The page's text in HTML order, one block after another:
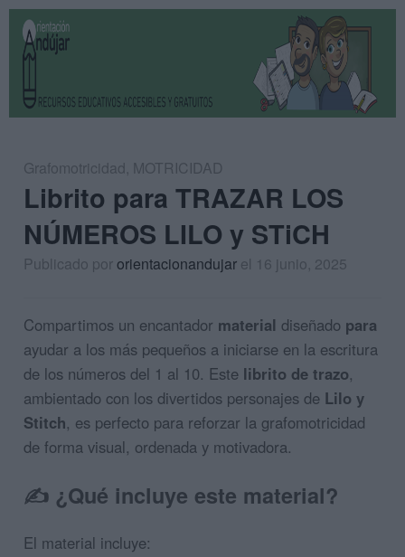
Grafomotricidad, MOTRICIDAD
Librito para TRAZAR LOS
NÚMEROS LILO y STiCH
Publicado pororientacionandujar el 16 junio, 2025
Compartimos un encantador material diseñado para
ayudar a los más pequeños a iniciarse en la escritura
de los números del 1 al 10. Este librito de trazo,
ambientado con los divertidos personajes de Lilo y
Stitch, es perfecto para reforzar la grafomotricidad
de forma visual, ordenada y motivadora.
✍️ ¿Qué incluye este material?
El material incluye: